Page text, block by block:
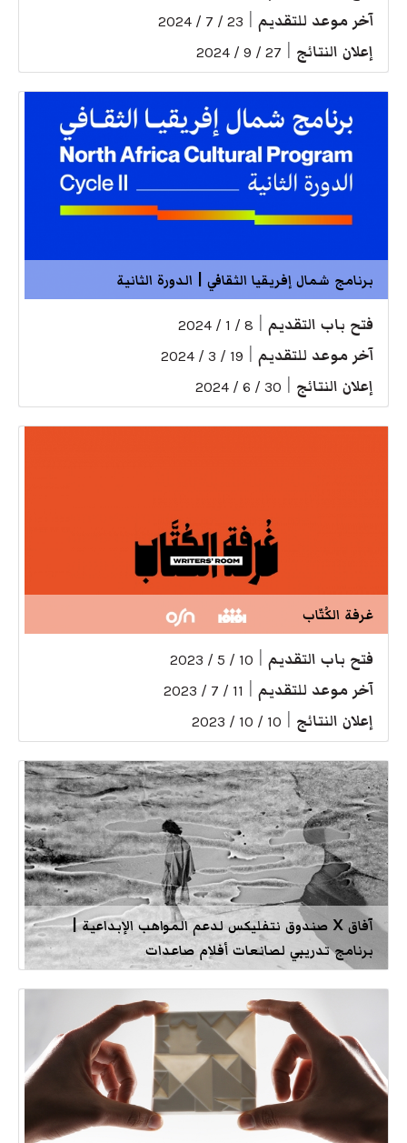
آخر موعد للتقديم 23 / 7 / 2024
إعلان النتائج 27 / 9 / 2024
برنامج شمال إفريقيا الثقافي | الدورة الثانية
فتح باب التقديم 8 / 1 / 2024
آخر موعد للتقديم 19 / 3 / 2024
إعلان النتائج 30 / 6 / 2024
غرفة الكُتّاب
فتح باب التقديم 10 / 5 / 2023
آخر موعد للتقديم 11 / 7 / 2023
إعلان النتائج 10 / 10 / 2023
آفاق X صندوق نتفليكس لدعم المواهب الإبداعية |
برنامج تدريبي لصانعات أفلام صاعدات